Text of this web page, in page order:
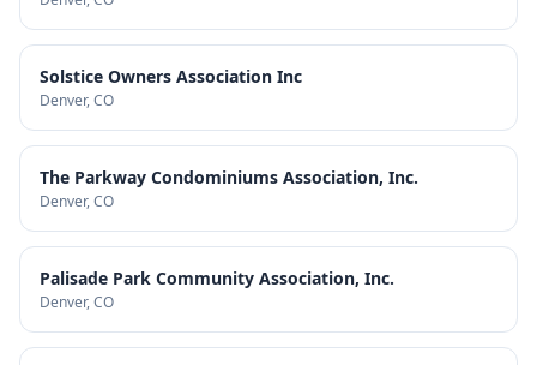
Solstice Owners Association Inc
Denver, CO
The Parkway Condominiums Association, Inc.
Denver, CO
Palisade Park Community Association, Inc.
Denver, CO